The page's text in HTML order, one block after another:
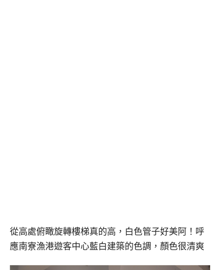
從高處俯瞰旋轉樓梯真的高，白色管子好美阿！呼
應南寮漁港遊客中心藍白建築的色調，顏色很清爽